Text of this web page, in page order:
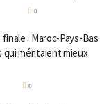
0
: Maroc-Pays-Bas
qui méritaient mieux
0